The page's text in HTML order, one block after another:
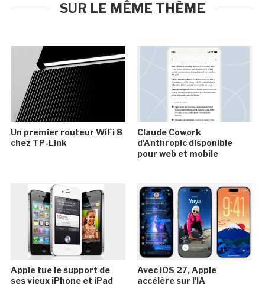
SUR LE MÊME THÈME
Un premier routeur WiFi 8
chez TP-Link
Claude Cowork
d'Anthropic disponible
pour web et mobile
Apple tue le support de
ses vieux iPhone et iPad
Avec iOS 27, Apple
accélère sur l'IA